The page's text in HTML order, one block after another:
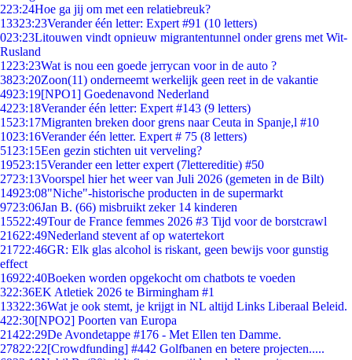
223:24Hoe ga jij om met een relatiebreuk?
13323:23Verander één letter: Expert #91 (10 letters)
023:23Litouwen vindt opnieuw migrantentunnel onder grens met Wit-
Rusland
1223:23Wat is nou een goede jerrycan voor in de auto ?
3823:20Zoon(11) onderneemt werkelijk geen reet in de vakantie
4923:19[NPO1] Goedenavond Nederland
4223:18Verander één letter: Expert #143 (9 letters)
1523:17Migranten breken door grens naar Ceuta in Spanje,l #10
1023:16Verander één letter. Expert # 75 (8 letters)
51 23:15Een gezin stichten uit verveling?
19523:15Verander een letter expert (7lettereditie) #50
2723:13Voorspel hier het weer van Juli 2026 (gemeten in de Bilt)
14923:08"Niche"-historische producten in de supermarkt
9723:06Jan B. (66) misbruikt zeker 14 kinderen
15522:49Tour de France femmes 2026 #3 Tijd voor de borstcrawl
21622:49Nederland stevent af op watertekort
21722:46GR: Elk glas alcohol is riskant, geen bewijs voor gunstig
effect
16922:40Boeken worden opgekocht om chatbots te voeden
322:36EK Atletiek 2026 te Birmingham #1
13322:36Wat je ook stemt, je krijgt in NL altijd Links Liberaal Beleid.
422:30[NPO2] Poorten van Europa
21422:29De Avondetappe #176 - Met Ellen ten Damme.
27822:22[Crowdfunding] #442 Golfbanen en betere projecten.....